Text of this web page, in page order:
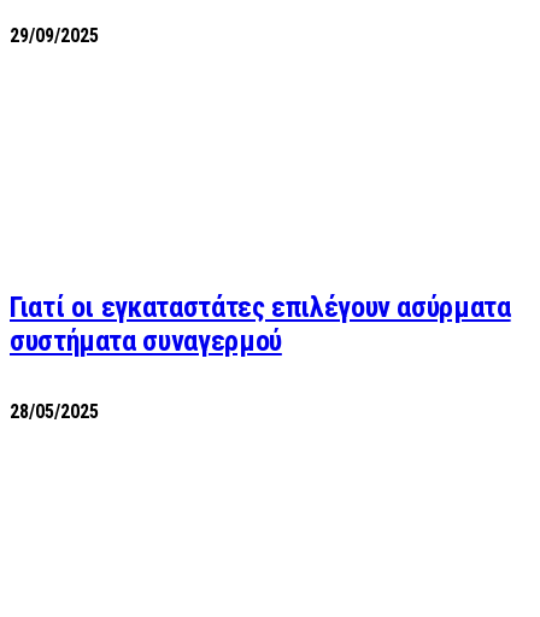
29/09/2025
Γιατί οι εγκαταστάτες επιλέγουν ασύρματα
συστήματα συναγερμού
28/05/2025